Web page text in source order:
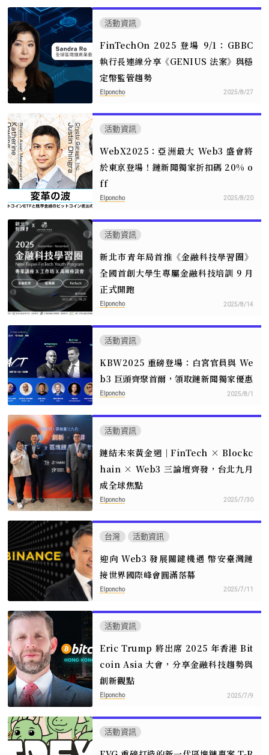
活動資訊
FinTechOn 2025 登場 9/1：GBBC
執行長連線分享《GENIUS 法案》與穩
定幣監管趨勢
Elponcho 2025/8/27
活動資訊
WebX2025：亞洲最大 Web3 盛會將
於東京登場！鏈新聞獨家折扣碼 20% o
ff
Elponcho 2025/8/20
活動資訊
新北市青年局首推《金融科技學習圈》
全國首創大學生專屬金融科技培訓 9 月
正式開跑
Elponcho 2025/8/14
活動資訊
KBW2025 重磅登場：白宮官員與 We
b3 巨頭齊聚首爾，領取鏈新聞獨家優惠
Elponcho 2025/8/1
活動資訊
鏈結未來黃金週｜FinTech × Blockc
hain × Web3 三論壇齊發，台北九月
成全球焦點
Elponcho 2025/7/30
台灣 活動資訊
迎向 Web3 發展關鍵機遇 幣安臺灣鏈
接世界國際峰會圓滿落幕
Elponcho 2025/7/11
活動資訊
Eric Trump 將出席 2025 年香港 Bit
coin Asia 大會，分享金融科技趨勢與
創新觀點
Elponcho 2025/7/9
活動資訊